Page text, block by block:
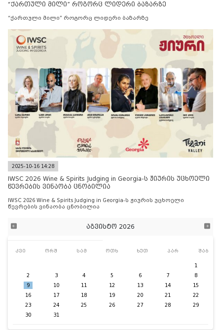
“ქართული მილი” როგორც ლიდერი ბაზარზე
“ქართული მილი” როგორც ლიდერი ბაზარზე
2025-10-16 14:28
IWSC 2026 Wine & Spirits Judging in Georgia-ს ჟიურის უცხოელი
წევრების ვინაობა ცნობილია
IWSC 2026 Wine & Spirits Judging in Georgia-ს ჟიურის უცხოელი
წევრების ვინაობა ცნობილია
აგვისტო 2026
კვი ორშ სამ ოთხ ხუთ პარ შაბ
1
2
3 4 5 6 7
8
9
10 11 12 13 14
15
16
17 18 19 20 21
22
23
24 25 26 27 28
29
30
31